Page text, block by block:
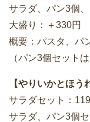
サラダ、パン3個
大盛り：＋330円
概要：パスタ、パ
（パン3個セット
【やりいかとほう
サラダセット：
サラダ、パン3個